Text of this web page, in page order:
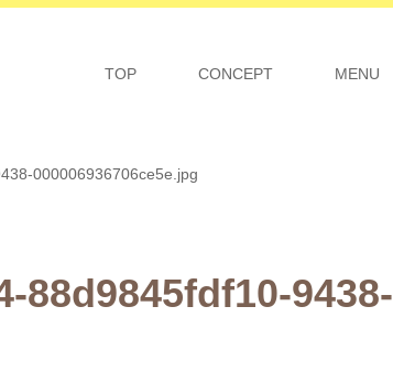
TOP CONCEPT MENU
000006936706ce5e.jpg
88d9845fdf10-9438-